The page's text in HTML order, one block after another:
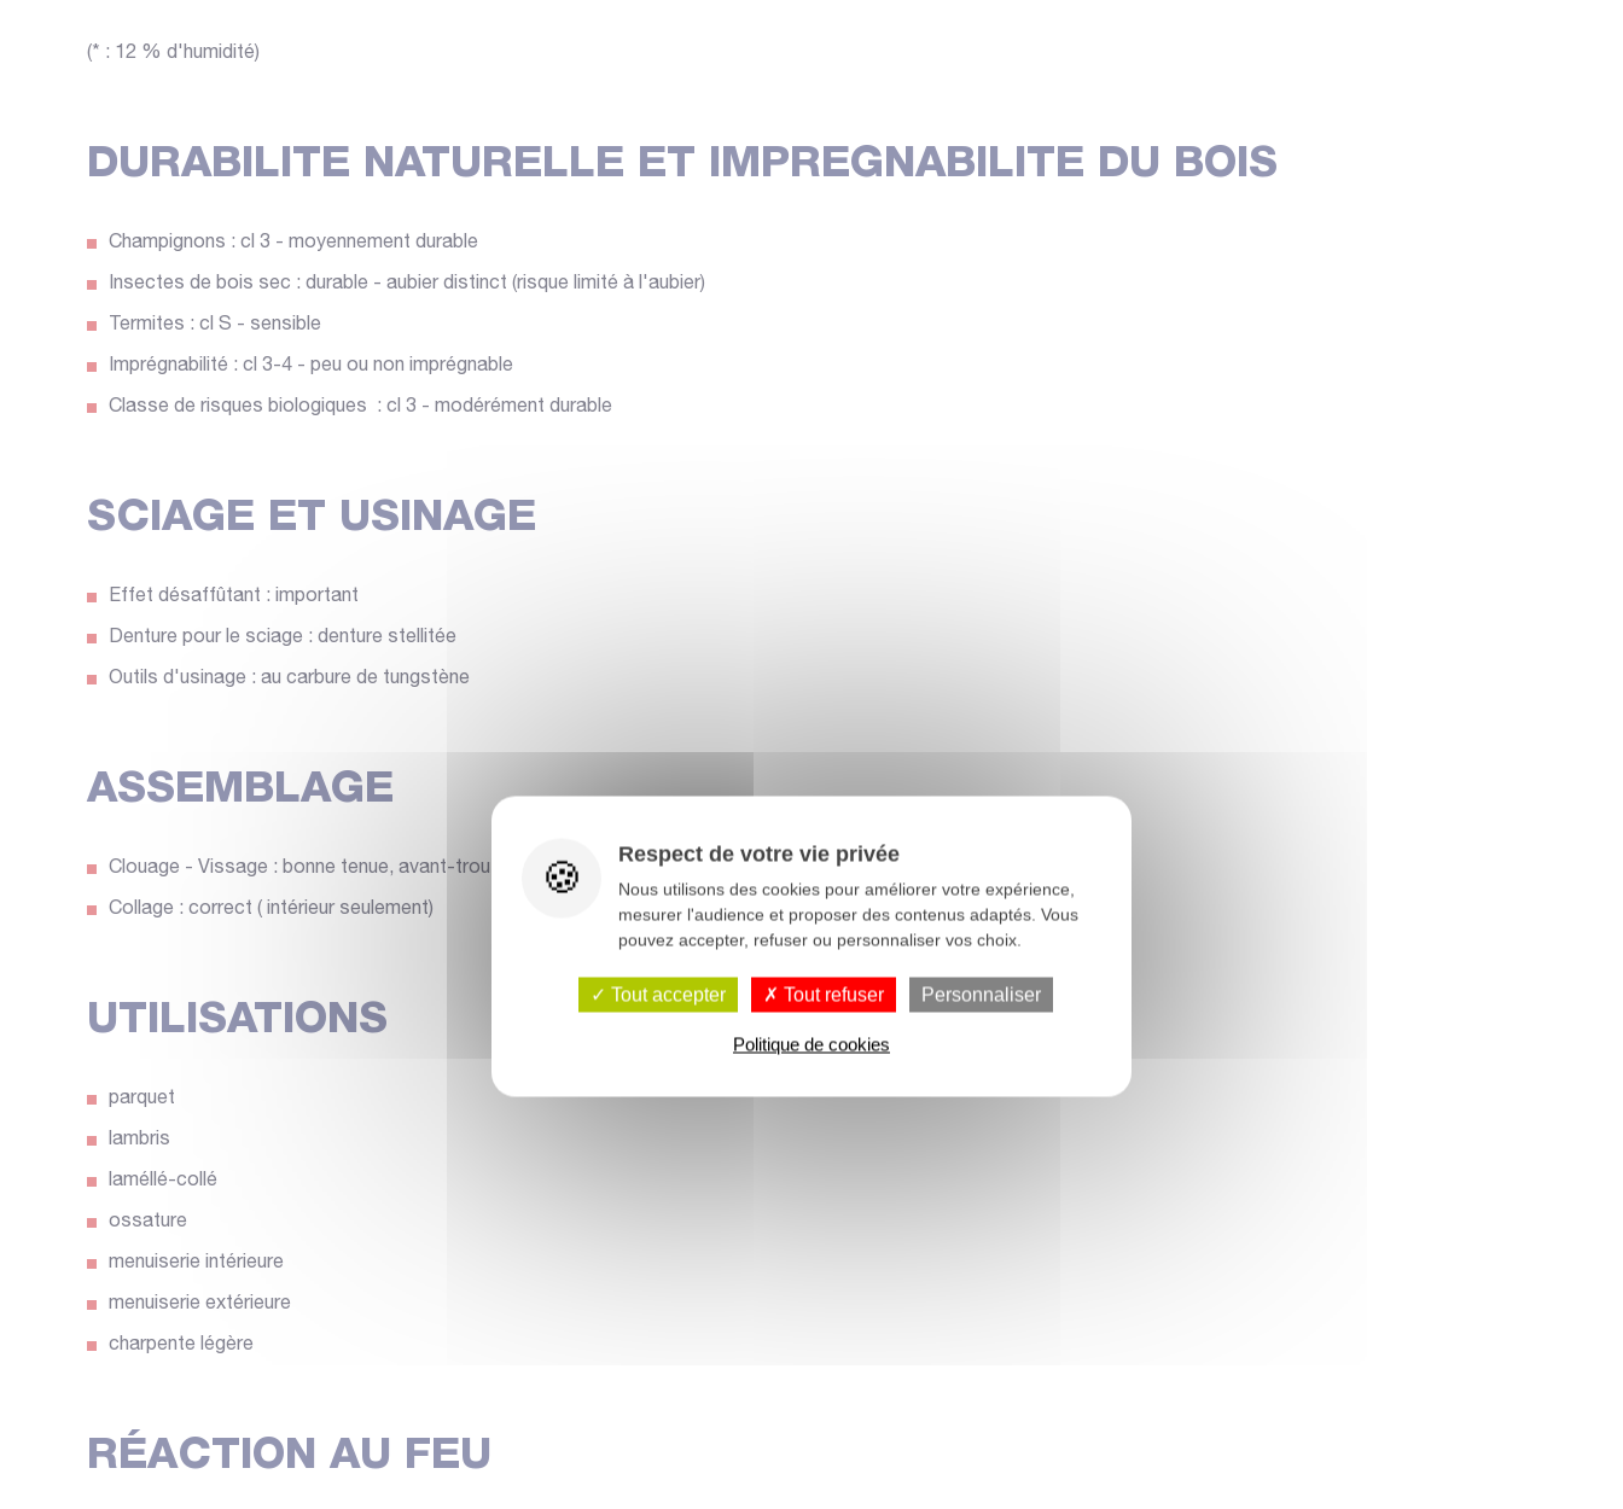
(* : 12 % d'humidité)
DURABILITE NATURELLE ET IMPREGNABILITE DU BOIS
Champignons : cl 3 - moyennement durable
Insectes de bois sec : durable - aubier distinct (risque limité à l'aubier)
Termites : cl S - sensible
Imprégnabilité : cl 3-4 - peu ou non imprégnable
Classe de risques biologiques : cl 3 - modérément durable
SCIAGE ET USINAGE
Effet désaffûtant : important
Denture pour le sciage : denture stellitée
Outils d'usinage : au carbure de tungstène
ASSEMBLAGE
Clouage - Vissage : bonne tenue, avant-trous nécessaire
Collage : correct ( intérieur seulement)
UTILISATIONS
parquet
lambris
laméllé-collé
ossature
menuiserie intérieure
menuiserie extérieure
charpente légère
RÉACTION AU FEU
Respect de votre vie privée
Nous utilisons des cookies pour améliorer votre expérience,
mesurer l'audience et proposer des contenus adaptés. Vous
pouvez accepter, refuser ou personnaliser vos choix.
Tout accepter Tout refuser Personnaliser
Politique de cookies